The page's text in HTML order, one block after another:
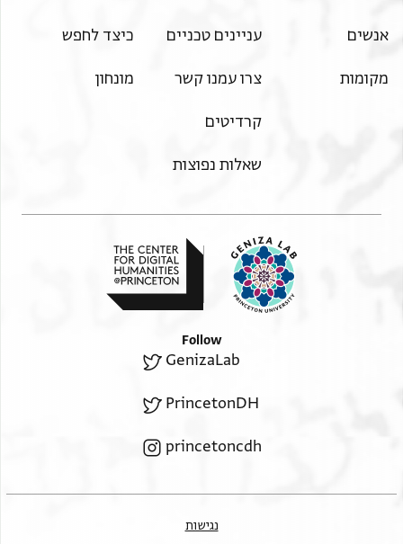
אנשים
מקומות
עניינים טכניים
צרו עמנו קשר
קרדיטים
שאלות נפוצות
כיצד לחפש
מונחון
Follow
GenizaLab
PrincetonDH
princetoncdh
נגישות